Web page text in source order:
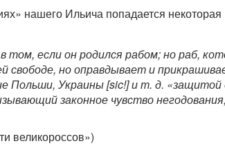
нашего Ильича попадается
том, если он родился рабом; но раб,
свободе, но оправдывает и
Польши, Украины [sic!] и т. д. «защитой
законное чувство
великороссов»)